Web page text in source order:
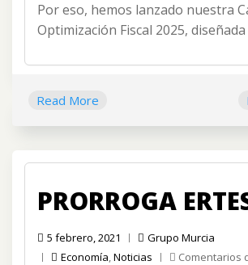
Por eso, hemos lanzado nuestra
Optimización Fiscal 2025,
Read More
PRORROGA
5 febrero, 2021
Grupo Murcia
Economía,Noticias Comentarios